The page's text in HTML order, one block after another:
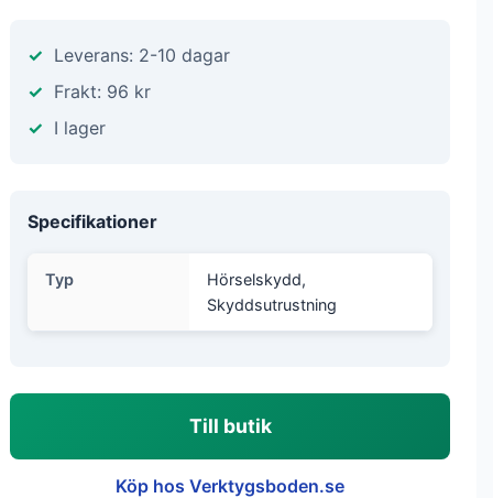
Leverans: 2-10 dagar
Frakt: 96 kr
I lager
Specifikationer
Typ
Hörselskydd,
Skyddsutrustning
Till butik
Köp hos Verktygsboden.se